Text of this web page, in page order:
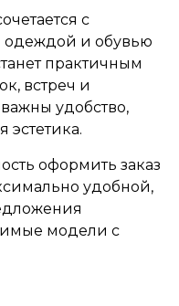
с
одеждой и обувью
практичным
встреч и
удобство,
эстетика.
оформить заказ
удобной,
модели с